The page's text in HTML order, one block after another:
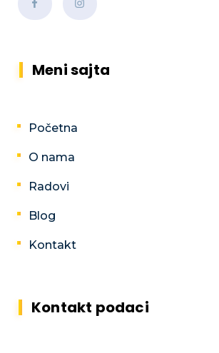
Meni sajta
Početna
O nama
Radovi
Blog
Kontakt
Kontakt podaci